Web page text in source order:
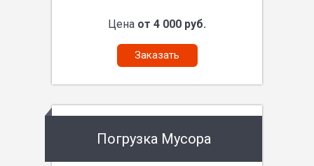
Цена от 4 000 руб.
Заказать
Погрузка Мусора